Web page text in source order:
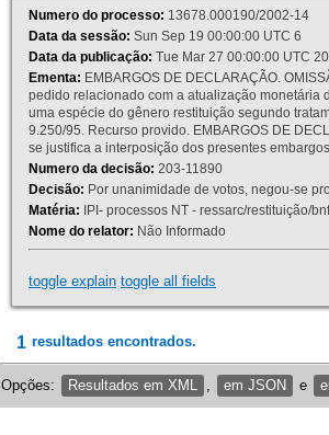
Numero do processo: 13678.000190/2002-14
Data da sessão: Sun Sep 19 00:00:00 UTC 6
Data da publicação: Tue Mar 27 00:00:00 UTC
Ementa: EMBARGOS DE DECLARAÇÃO.
pedido relacionado com a atualização monetária
uma espécie do gênero restituição segundo
9.250/95. Recurso provido. EMBARGOS DE
se justifica a interposição dos presentes
Numero da decisão: 203-11890
Decisão: Por unanimidade de votos, negou-se
Matéria: IPI- processos NT - ressarc/restituição/
Nome do relator: Não Informado
toggle explain toggle all fields
1 resultados encontrados.
Opções: Resultados em XML em JSON e